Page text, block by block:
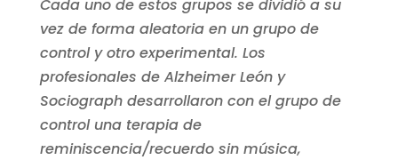
Cada uno de estos grupos se dividió a su
vez de forma aleatoria en un grupo de
control y otro experimental. Los
profesionales de Alzheimer León y
Sociograph desarrollaron con el grupo de
control una terapia de
reminiscencia/recuerdo sin música,